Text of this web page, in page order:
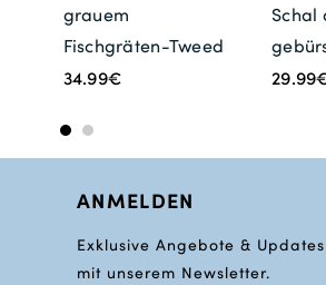
grauem
Fischgräten-Tweed
34.99€
Schal
ANMELDEN
Exklusive Angebote & Updates
mit unserem Newsletter.